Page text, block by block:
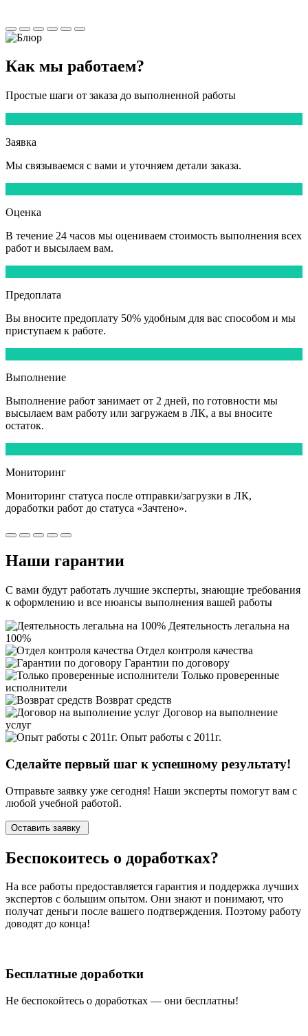
Как мы работаем?
Простые шаги от заказа до выполненной работы
Заявка
Мы связываемся с вами и уточняем детали заказа.
Оценка
В течение 24 часов мы оцениваем стоимость выполнения всех
работ и высылаем вам.
Предоплата
Вы вносите предоплату 50% удобным для вас способом и мы
приступаем к работе.
Выполнение
Выполнение работ занимает от 2 дней, по готовности мы
высылаем вам работу или загружаем в ЛК, а вы вносите
остаток.
Мониторинг
Мониторинг статуса после отправки/загрузки в ЛК,
доработки работ до статуса «Зачтено».
Наши гарантии
С вами будут работать лучшие эксперты, знающие требования
к оформлению и все нюансы выполнения вашей работы
Деятельность легальна на
100%
Отдел контроля качества
Гарантии по договору
Только проверенные
исполнители
Возврат средств
Договор на выполнение
услуг
Опыт работы с 2011г.
Сделайте первый шаг к успешному результату!
Отправьте заявку уже сегодня! Наши эксперты помогут вам с
любой учебной работой.
Оставить заявку
Беспокоитесь о доработках?
На все работы предоставляется гарантия и поддержка лучших
экспертов с большим опытом. Они знают и понимают, что
получат деньги после вашего подтверждения. Поэтому работу
доводят до конца!
Бесплатные доработки
Не беспокойтесь о доработках — они бесплатны!